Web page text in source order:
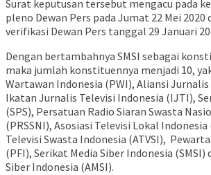
Surat keputusan tersebut mengacu pada
pleno Dewan Pers pada Jumat 22 Mei
verifikasi Dewan Pers tanggal 29 Januari
Dengan bertambahnya SMSI sebagai
maka jumlah konstituennya menjadi 10,
Wartawan Indonesia (PWI), Aliansi
Ikatan Jurnalis Televisi Indonesia (IJTI),
(SPS), Persatuan Radio Siaran Swasta
(PRSSNI), Asosiasi Televisi Lokal Indonesia
Televisi Swasta Indonesia (ATVSI),
(PFI), Serikat Media Siber Indonesia (SMSI)
Siber Indonesia (AMSI).